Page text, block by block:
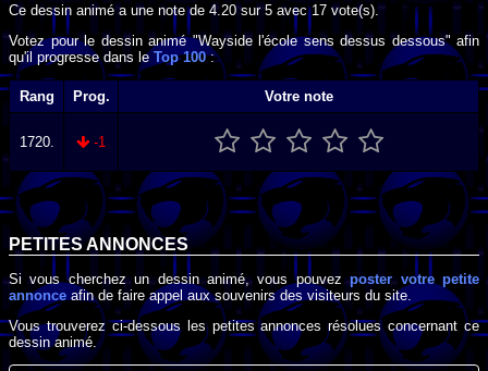
Ce dessin animé a une note de 4.20sur5 avec17 vote(s).
Votez pour le dessin animé "Wayside l'école sens dessus dessous" afin
qu'il progresse dans le Top 100:
Rang Prog. Votre note
1720. -1
PETITES ANNONCES
Si vous cherchez un dessin animé, vous pouvezposter votre petite
annonce afin de faire appel aux souvenirs des visiteurs du site.
Vous trouverez ci-dessous les petites annonces résolues concernant ce
dessin animé.